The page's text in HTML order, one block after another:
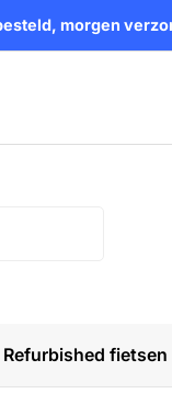
morgen
Refurbished fietsen